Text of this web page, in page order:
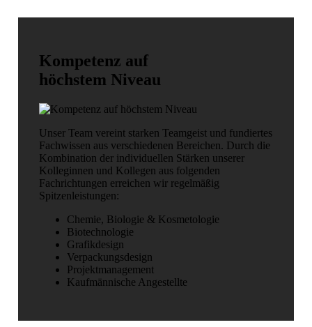
Kompetenz auf
höchstem Niveau
Unser Team vereint starken Teamgeist und fundiertes
Fachwissen aus verschiedenen Bereichen. Durch die
Kombination der individuellen Stärken unserer
Kolleginnen und Kollegen aus folgenden
Fachrichtungen erreichen wir regelmäßig
Spitzenleistungen:
Chemie, Biologie & Kosmetologie
Biotechnologie
Grafikdesign
Verpackungsdesign
Projektmanagement
Kaufmännische Angestellte